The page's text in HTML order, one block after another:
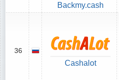
Backmy.cash
36
Cashalot